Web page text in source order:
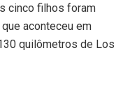
cinco filhos foram
aconteceu em
quilômetros de Los